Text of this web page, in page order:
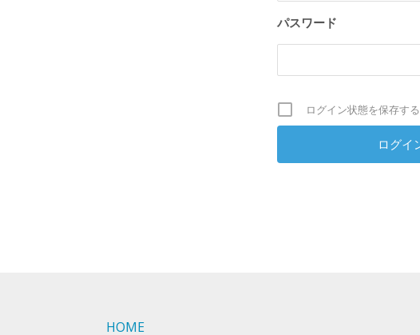
パスワード
ログイン状態を保存する
HOME